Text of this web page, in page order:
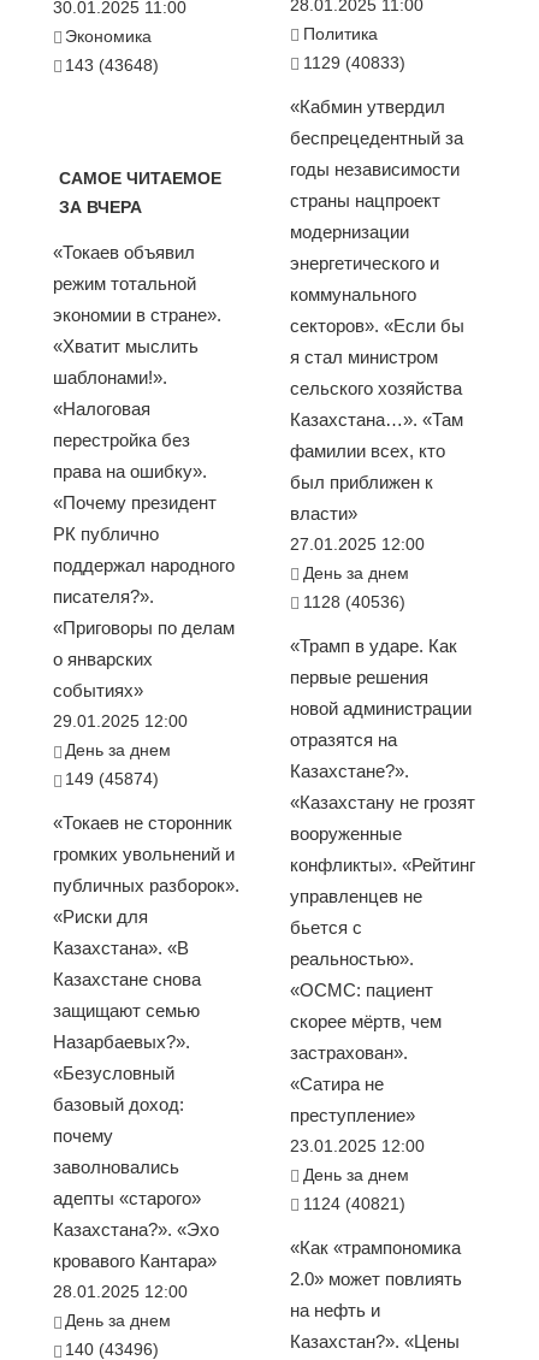
30.01.2025 11:00
Экономика
143 (43648)
САМОЕ ЧИТАЕМОЕ
ЗА ВЧЕРА
«Токаев объявил
режим тотальной
экономии в стране».
«Хватит мыслить
шаблонами!».
«Налоговая
перестройка без
права на ошибку».
«Почему президент
РК публично
поддержал народного
писателя?».
«Приговоры по делам
о январских
событиях»
29.01.2025 12:00
День за днем
149 (45874)
«Токаев не сторонник
громких увольнений и
публичных разборок».
«Риски для
Казахстана». «В
Казахстане снова
защищают семью
Назарбаевых?».
«Безусловный
базовый доход:
почему
заволновались
адепты «старого»
Казахстана?». «Эхо
кровавого Кантара»
28.01.2025 12:00
День за днем
140 (43496)
28.01.2025 11:00
Политика
1129 (40833)
«Кабмин утвердил
беспрецедентный за
годы независимости
страны нацпроект
модернизации
энергетического и
коммунального
секторов». «Если бы
я стал министром
сельского хозяйства
Казахстана…». «Там
фамилии всех, кто
был приближен к
власти»
27.01.2025 12:00
День за днем
1128 (40536)
«Трамп в ударе. Как
первые решения
новой администрации
отразятся на
Казахстане?».
«Казахстану не грозят
вооруженные
конфликты». «Рейтинг
управленцев не
бьется с
реальностью».
«ОСМС: пациент
скорее мёртв, чем
застрахован».
«Сатира не
преступление»
23.01.2025 12:00
День за днем
1124 (40821)
«Как «трампономика
2.0» может повлиять
на нефть и
Казахстан?». «Цены